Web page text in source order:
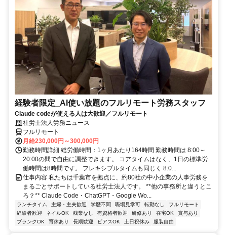
経験者限定_AI使い放題のフルリモート労務スタッフ
Claude codeが使える人は大歓迎／フルリモート
社労士法人労務ニュース
フルリモート
月給230,000円～300,000円
勤務時間詳細 総労働時間：1ヶ月あたり164時間 勤務時間は 8:00～
20:00の間で自由に調整できます。 コアタイムはなく、1日の標準労
働時間は8時間です。 フレキシブルタイムも同じく 8:0...
仕事内容 私たちは千葉市を拠点に、約80社の中小企業の人事労務を
まるごとサポートしている社労士法人です。 **他の事務所と違うとこ
ろ？** Claude Code・ChatGPT・Google Wo...
ランチタイム 主婦・主夫歓迎 学歴不問 職場見学可 転勤なし
フルリモート
経験者歓迎
ネイルOK 残業なし 有資格者歓迎 研修あり 在宅OK
賞与あり
ブランクOK
育休あり 長期歓迎 ピアスOK 土日祝休み 服装自由